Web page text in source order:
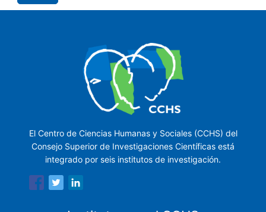
El Centro de Ciencias Humanas y Sociales (CCHS) del
Consejo Superior de Investigaciones Científicas está
integrado por seis institutos de investigación.